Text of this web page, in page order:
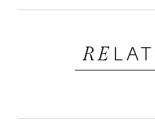
RE